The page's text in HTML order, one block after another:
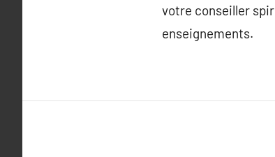
votre conseiller
enseignements.